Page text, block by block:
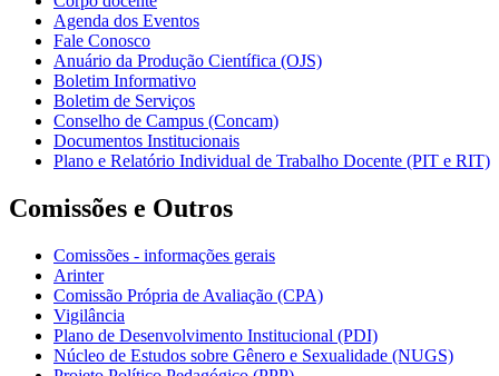
Agenda dos Eventos
Fale Conosco
Anuário da Produção Científica (OJS)
Boletim Informativo
Boletim de Serviços
Conselho de Campus (Concam)
Documentos Institucionais
Plano e Relatório Individual de Trabalho Docente (PIT e RIT)
Comissões e Outros
Comissões - informações gerais
Arinter
Comissão Própria de Avaliação (CPA)
Vigilância
Plano de Desenvolvimento Institucional (PDI)
Núcleo de Estudos sobre Gênero e Sexualidade (NUGS)